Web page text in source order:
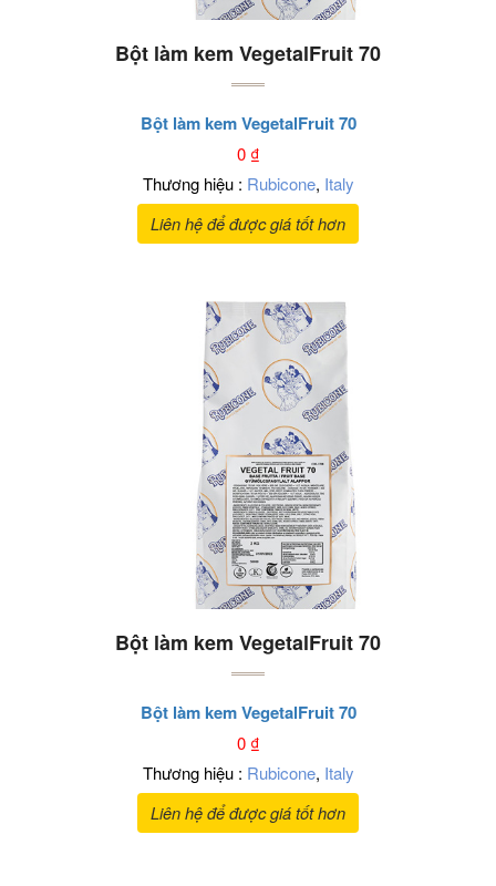
Bột làm kem VegetalFruit 70
Bột làm kem VegetalFruit 70
0₫
Thương hiệu : Rubicone, Italy
Liên hệ để được giá tốt hơn
Bột làm kem VegetalFruit 70
Bột làm kem VegetalFruit 70
0₫
Thương hiệu : Rubicone, Italy
Liên hệ để được giá tốt hơn